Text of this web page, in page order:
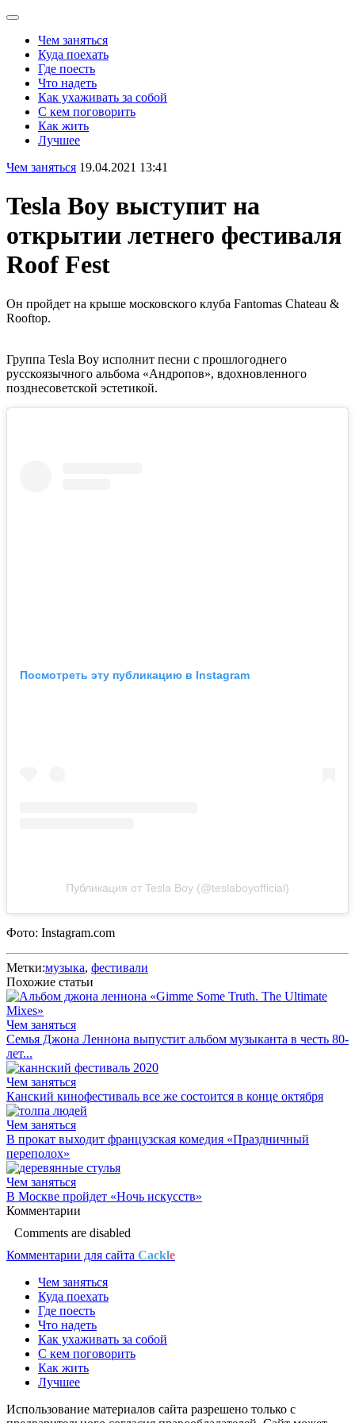
Чем заняться
Куда поехать
Где поесть
Что надеть
Как ухаживать за собой
С кем поговорить
Как жить
Лучшее
Чем заняться 19.04.2021 13:41
Tesla Boy выступит на
открытии летнего фестиваля
Roof Fest
Он пройдет на крыше московского клуба Fantomas Chateau &
Rooftop.
Группа Tesla Boy исполнит песни с прошлогоднего
русскоязычного альбома «Андропов», вдохновленного
позднесоветской эстетикой.
Посмотреть эту публикацию в Instagram
Публикация от Tesla Boy (@teslaboyofficial)
Фото: Instagram.com
Метки:музыка, фестивали
Похожие статьи
Чем заняться
Семья Джона Леннона выпустит альбом музыканта в честь 80-
лет...
Чем заняться
Канский кинофестиваль все же состоится в конце октября
Чем заняться
В прокат выходит французская комедия «Праздничный
переполох»
Чем заняться
В Москве пройдет «Ночь искусств»
Комментарии
Comments are disabled
Комментарии для сайта Cackle
Чем заняться
Куда поехать
Где поесть
Что надеть
Как ухаживать за собой
С кем поговорить
Как жить
Лучшее
Использование материалов сайта разрешено только с